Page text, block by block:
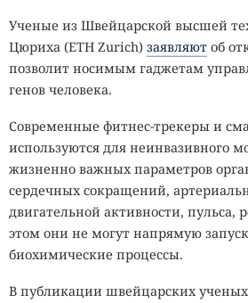
Ученые из Швейцарской высшей
Цюриха (ETH Zurich) заявляют об
позволит носимым гаджетам
генов человека.
Современные фитнес-трекеры и
используются для неинвазивного
жизненно важных параметров
сердечных сокращений,
двигательной активности,
этом они не могут напрямую
биохимические процессы.
В публикации швейцарских ученых